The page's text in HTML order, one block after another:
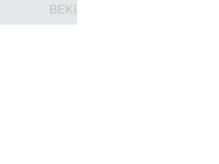
BEKIJK 8 FOTO'S